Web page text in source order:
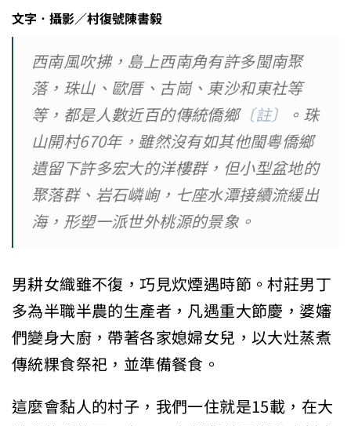
文字．攝影／村復號陳書毅
西南風吹拂，島上西南角有許多閩南聚
落，珠山、歐厝、古崗、東沙和東社等
等，都是人數近百的傳統僑鄉〔註〕 。珠
山開村670年，雖然沒有如其他閩粵僑鄉
遺留下許多宏大的洋樓群，但小型盆地的
聚落群、岩石嶙峋，七座水潭接續流緩出
海，形塑一派世外桃源的景象。
男耕女織雖不復，巧見炊煙遇時節。村莊男丁
多為半職半農的生產者，凡遇重大節慶，婆嬸
們變身大廚，帶著各家媳婦女兒，以大灶蒸煮
傳統粿食祭祀，並準備餐食。
這麼會黏人的村子，我們一住就是15載，在大